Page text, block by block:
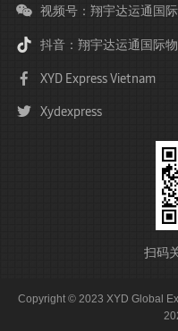
视频号：翔宇达运通国际
抖音：翔宇达运通国际
XYD Express Vietnam
Xydexpress
扫码
Copyright © 2023 XYD Global